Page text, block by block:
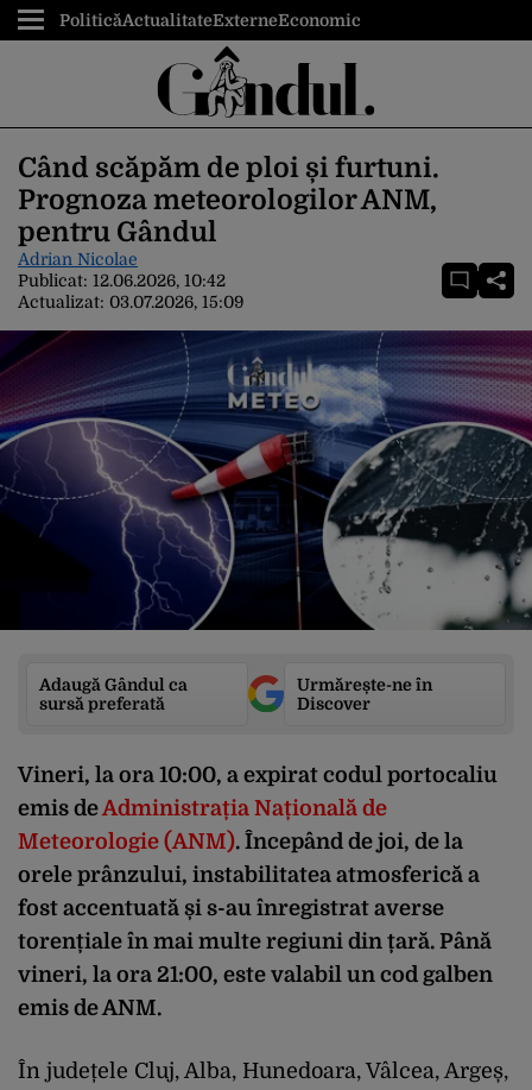
PoliticăActualitateExterneEconomic
Când scăpăm de ploi și furtuni.
Prognoza meteorologilor ANM,
pentru Gândul
Adrian Nicolae
Publicat: 12.06.2026, 10:42
Actualizat: 03.07.2026, 15:09
Adaugă Gândul ca
sursă preferată
Urmărește-ne în
Discover
Vineri, la ora 10:00, a expirat codul portocaliu
emis deAdministrația Națională de
Meteorologie (ANM). Începând de joi, de la
orele prânzului, instabilitatea atmosferică a
fost accentuată și s-au înregistrat averse
torențiale în mai multe regiuni din țară. Până
vineri, la ora 21:00, este valabil un cod galben
emis de ANM.
În județele Cluj, Alba, Hunedoara, Vâlcea, Argeș,